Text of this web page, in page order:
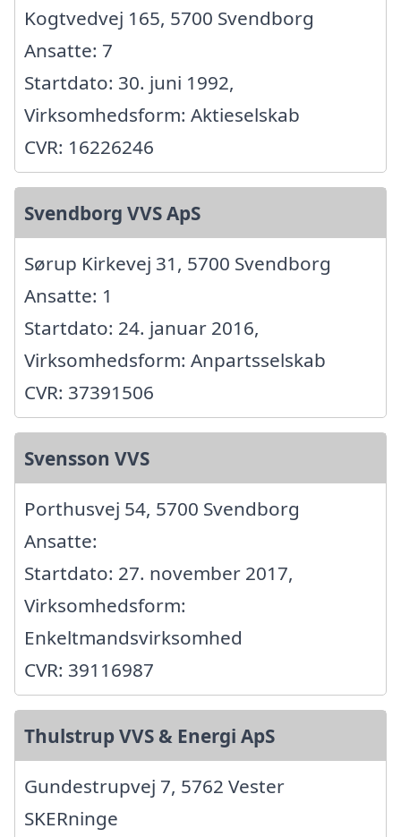
Kogtvedvej 165, 5700 Svendborg
Ansatte: 7
Startdato: 30. juni 1992,
Virksomhedsform: Aktieselskab
CVR: 16226246
Svendborg VVS ApS
Sørup Kirkevej 31, 5700 Svendborg
Ansatte: 1
Startdato: 24. januar 2016,
Virksomhedsform: Anpartsselskab
CVR: 37391506
Svensson VVS
Porthusvej 54, 5700 Svendborg
Ansatte:
Startdato: 27. november 2017,
Virksomhedsform:
Enkeltmandsvirksomhed
CVR: 39116987
Thulstrup VVS & Energi ApS
Gundestrupvej 7, 5762 Vester
SKERninge